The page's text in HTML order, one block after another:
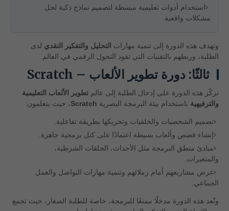
استخدام أدوات تعليمية مبسطة لتصميم نماذج ذكية لحل
مشكلات واقعية.
وتهدف هذه الدورة إلى تنمية مهارات التحليل والتفكير النقدي لدى
الطلبة، وربطهم بالتقنيات التي تقود التحول الرقمي في العالم.
ثالثًا: دورة تطوير الألعاب – Scratch
تركّز هذه الدورة على إدخال الطلبة إلى عالم تطوير الألعاب التعليمية
والترفيهية باستخدام بيئة البرمجة البصرية Scratch، حيث يتعلمون:
تصميم الشخصيات والخلفيات وتحريكها بطريقة تفاعلية.
إنشاء قصص وألعاب بسيطة اعتمادًا على كتل برمجية جاهزة.
مبادئ منطق البرمجة مثل الأحداث، الحلقات الشرطية،
والمتغيرات.
عرض مشاريعهم أمام زملائهم وتنمية مهارات التواصل والعمل
الجماعي.
وتُعد هذه الدورة مدخلًا ممتعًا للبرمجة، خاصة للطلبة الصغار، حيث تجمع